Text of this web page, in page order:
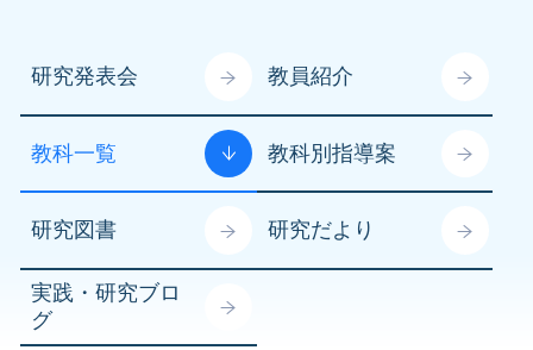
研究発表会 教員紹介
教科一覧 教科別指導案
研究図書 研究だより
実践・研究ブロ
グ